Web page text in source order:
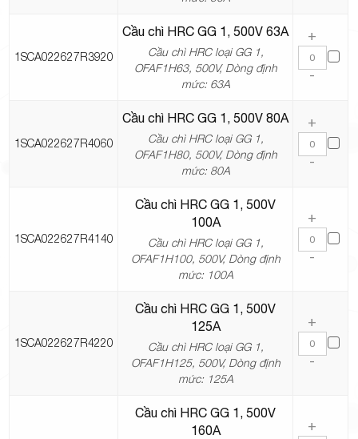
1SCA022627R3920
Cầu chì HRC GG 1, 500V 63A
Cầu chì HRC loại GG 1,
OFAF1H63, 500V, Dòng định
mức: 63A
+
-
1SCA022627R4060
Cầu chì HRC GG 1, 500V 80A
Cầu chì HRC loại GG 1,
OFAF1H80, 500V, Dòng định
mức: 80A
+
-
1SCA022627R4140
Cầu chì HRC GG 1, 500V
100A
Cầu chì HRC loại GG 1,
OFAF1H100, 500V, Dòng định
mức: 100A
+
-
1SCA022627R4220
Cầu chì HRC GG 1, 500V
125A
Cầu chì HRC loại GG 1,
OFAF1H125, 500V, Dòng định
mức: 125A
+
-
Cầu chì HRC GG 1, 500V
160A
+